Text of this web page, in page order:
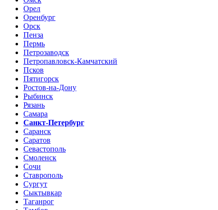
Орел
Оренбург
Орск
Пенза
Пермь
Петрозаводск
Петропавловск-Камчатский
Псков
Пятигорск
Ростов-на-Дону
Рыбинск
Рязань
Самара
Санкт-Петербург
Саранск
Саратов
Севастополь
Смоленск
Сочи
Ставрополь
Сургут
Сыктывкар
Таганрог